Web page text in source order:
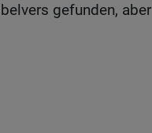
gefunden,